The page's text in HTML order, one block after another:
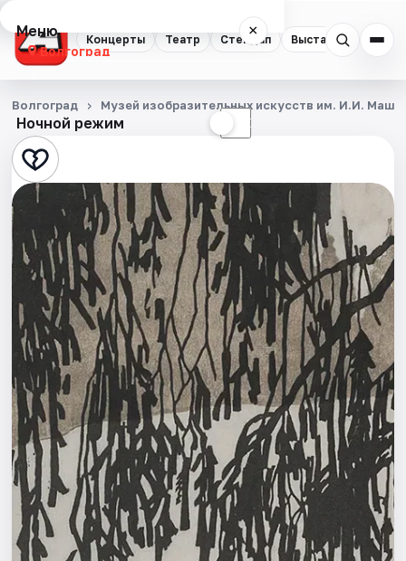
Концерты Театр Стендап Выставки
Меню ×
Волгоград
Концерты
Театр
Стендап
Выставки
Квесты
Экскурсии
Спорт
События
Города
Площадки
Артисты
Ночной режим ☾
Волгоград Музей изобразительных искусств им. И.И.